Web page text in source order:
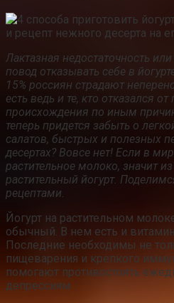
Лактазная недостаточность
повод отказывать себе в
15% россиян страдают
есть ведь и те, кто отказался
происхождения по иным
теперь придется забыть о
салатов, быстрых и полезных
десертах? Вовсе нет! Если в
растительное молоко, значит
растительный йогурт.
рецептами.
Йогурт на растительном
обычный. В нем есть и
Последние необходимы не
пищеварения и крепкого
помогают противостоять
депрессиям.